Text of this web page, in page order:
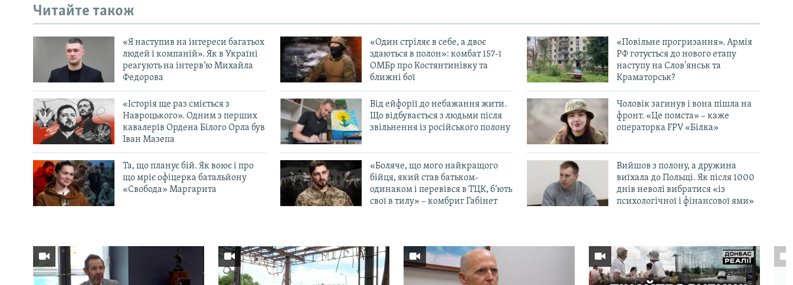
Читайте також
«Я наступив на інтереси багатьох
людей і компаній». Як в Україні
реагують на інтерв’ю Михайла
Федорова
«Один стріляє в себе, а двоє
здаються в полон»: комбат 157-ї
ОМБр про Костянтинівку та
ближні бої
«Повільне прогризання». Армія
РФ готується до нового етапу
наступу на Слов’янськ та
Краматорськ?
«Історія ще раз сміється з
Навроцького». Одним з перших
кавалерів Ордена Білого Орла був
Іван Мазепа
Від ейфорії до небажання жити.
Що відбувається з людьми після
звільнення із російського полону
Чоловік загинув і вона пішла на
фронт. «Це помста» – каже
операторка FPV «Білка»
Та, що планує бій. Як воює і про
що мріє офіцерка батальйону
«Свобода» Маргарита
«Боляче, що мого найкращого
бійця, який став батьком-
одинаком і перевівся в ТЦК, б’ють
свої в тилу» – комбриг Габінет
Вийшов з полону, а дружина
виїхала до Польщі. Як після 1000
днів неволі вибратися «із
психологічної і фінансової ями»